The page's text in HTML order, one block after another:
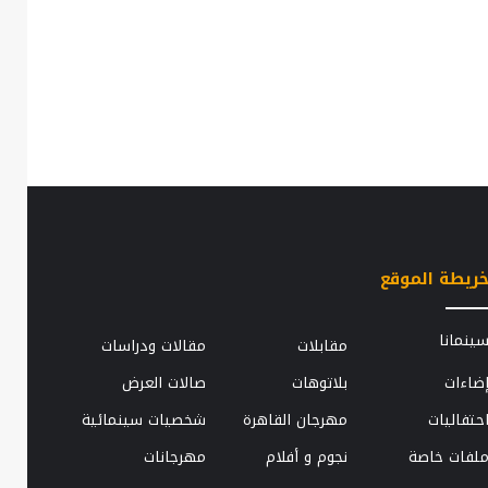
حزينة
من
خريطة الموقع
سينمانا مقابلات
مقالات ودراسات
إضاءات
بلاتوهات
صالات العرض
احتفاليات
مهرجان القاهرة
شخصيات سينمائية
ملفات خاصة
نجوم و أفلام مهرجانات